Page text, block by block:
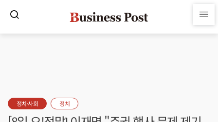
정치·사회 정치